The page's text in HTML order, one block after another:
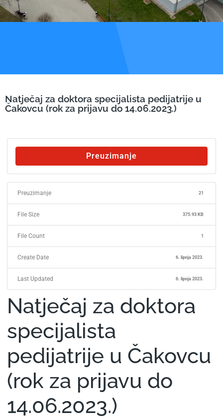
Natječaj za doktora specijalista pedijatrije u
Čakovcu (rok za prijavu do 14.06.2023.)
Preuzimanje
Preuzimanje 21
File Size 375.93 KB
File Count 1
Create Date 6. lipnja 2023.
Last Updated 6. lipnja 2023.
Natječaj za doktora
specijalista
pedijatrije u Čakovcu
(rok za prijavu do
14.06.2023.)